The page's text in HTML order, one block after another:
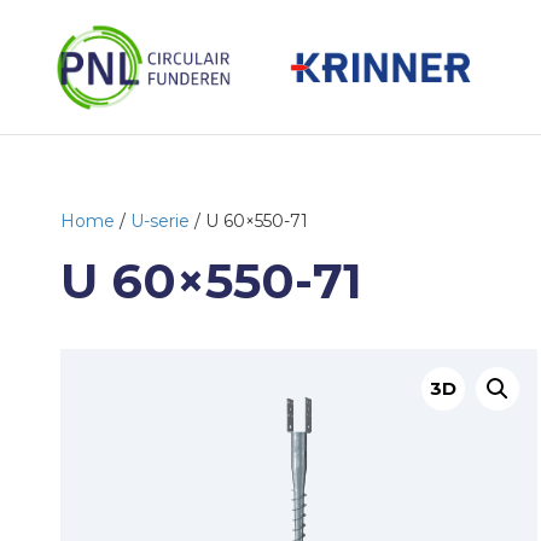
Home / U-serie / U 60×550-71
U 60×550-71
3D